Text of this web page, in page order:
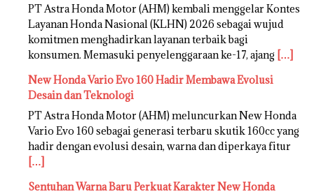
PT Astra Honda Motor (AHM) kembali menggelar Kontes
Layanan Honda Nasional (KLHN) 2026 sebagai wujud
komitmen menghadirkan layanan terbaik bagi
konsumen. Memasuki penyelenggaraan ke-17, ajang […]
New Honda Vario Evo 160 Hadir Membawa Evolusi
Desain dan Teknologi
PT Astra Honda Motor (AHM) meluncurkan New Honda
Vario Evo 160 sebagai generasi terbaru skutik 160cc yang
hadir dengan evolusi desain, warna dan diperkaya fitur
[…]
Sentuhan Warna Baru Perkuat Karakter New Honda